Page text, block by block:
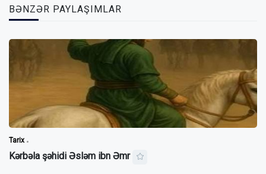
BƏNZƏR PAYLAŞIMLAR
Tarix
Kərbəla şəhidi Əsləm ibn Əmr